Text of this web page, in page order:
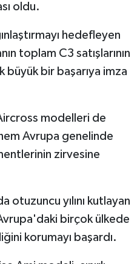
oldu.
hedefleyen
toplam C3 satışlarının
bir başarıya imza
modelleri de
Avrupa genelinde
zirvesine
otuzuncu yılını kutlayan
birçok ülkede
korumayı başardı.